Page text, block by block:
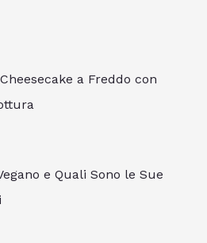
a Freddo con
e Quali Sono le Sue